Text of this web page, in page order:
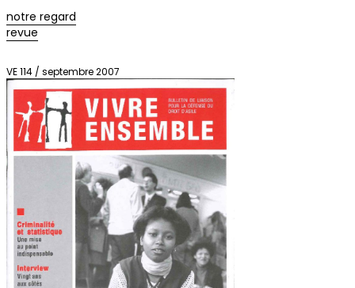
notre regard
revue
VE 114 / septembre 2007